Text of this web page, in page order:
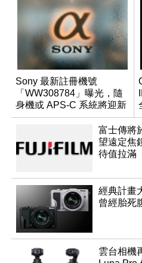
Sony 最新註冊機號
「WW308784」曝光，隨
身機或 APS-C 系統將迎新
成員？
富士傳將
望遠定焦
待值拉滿
經典計畫
曾經胎死
雲台相機